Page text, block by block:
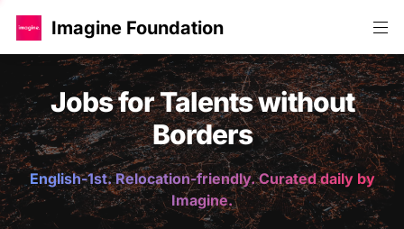
Imagine Foundation
Jobs for Talents without
Borders
English-1st. Relocation-friendly. Curated daily by
Imagine.